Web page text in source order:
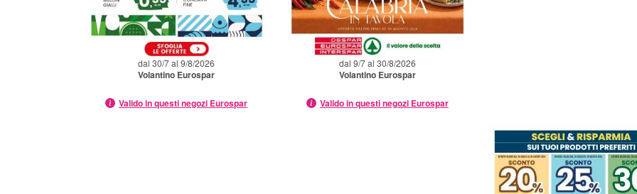
dal 30/7 al 9/8/2026
Volantino Eurospar
Valido in questi negozi Eurospar
dal 9/7 al 30/8/2026
Volantino Eurospar
Valido in questi negozi Eurospar